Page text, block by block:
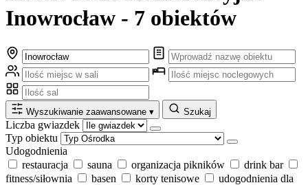
Inowrocław - 7 obiektów
Wyszukiwanie zaawansowane ▾ Szukaj
Liczba gwiazdek
Typ obiektu
Udogodnienia
restauracja
sauna organizacja pikników
drink bar
fitness/siłownia
basen korty tenisowe
udogodnienia dla